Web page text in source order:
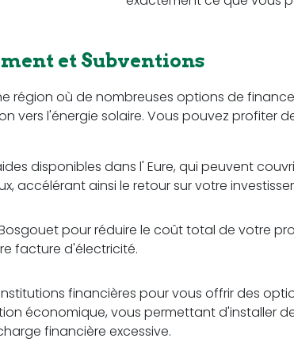
et Subventions
région où de nombreuses options de
vers l'énergie solaire. Vous pouvez profiter
disponibles dans l' Eure, qui peuvent
accélérant ainsi le retour sur votre
pour réduire le coût total de votre
facture d'électricité.
financières pour vous offrir des
économique, vous permettant d'installer
financière excessive.